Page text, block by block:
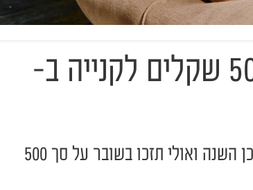
מתנה בשישי: 500 שקלים לקנייה ב-
ספרו לנו מה למדתן על עצמכן השנה ואולי תזכו בשובר על סך 500